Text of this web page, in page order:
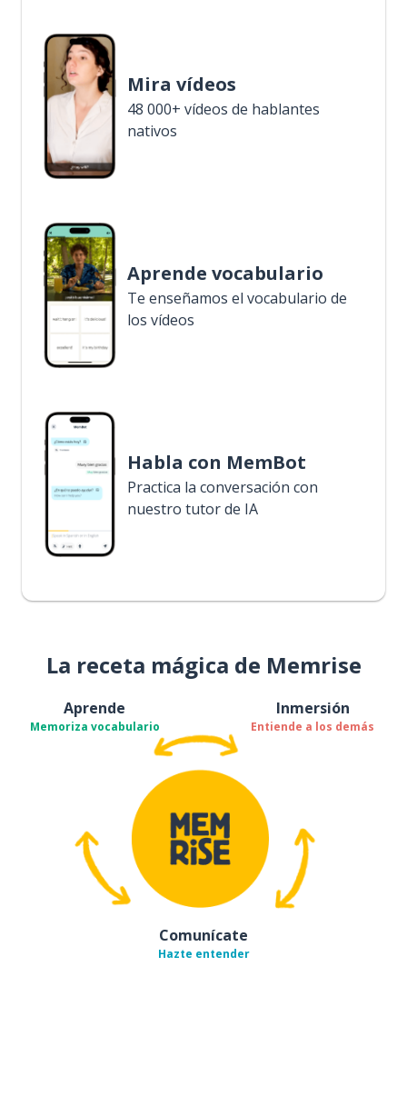
Mira vídeos
48 000+ vídeos de hablantes
nativos
Aprende vocabulario
Te enseñamos el vocabulario de
los vídeos
Habla con MemBot
Practica la conversación con
nuestro tutor de IA
La receta mágica de Memrise
Aprende
Memoriza vocabulario
Inmersión
Entiende a los demás
Comunícate
Hazte entender